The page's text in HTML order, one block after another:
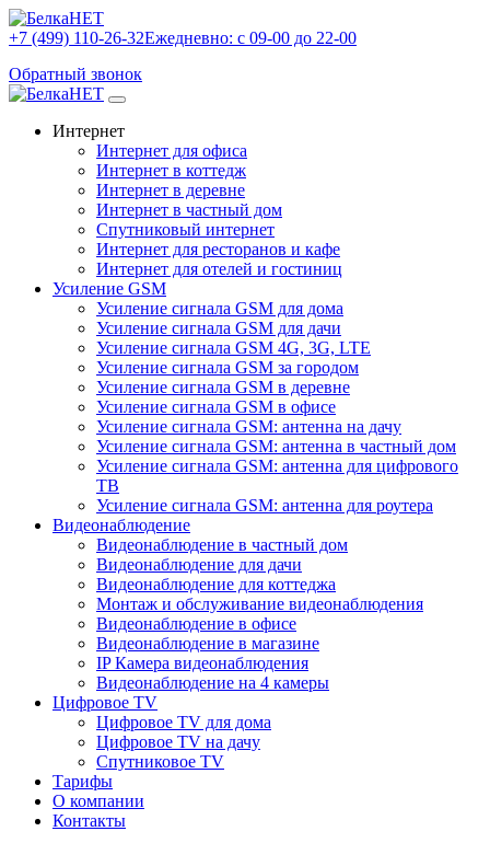
+7 (499) 110-26-32Ежедневно: с 09-00 до 22-00
Обратный звонок
Интернет
Интернет для офиса
Интернет в коттедж
Интернет в деревне
Интернет в частный дом
Спутниковый интернет
Интернет для ресторанов и кафе
Интернет для отелей и гостиниц
Усиление GSM
Усиление сигнала GSM для дома
Усиление сигнала GSM для дачи
Усиление сигнала GSM 4G, 3G, LTE
Усиление сигнала GSM за городом
Усиление сигнала GSM в деревне
Усиление сигнала GSM в офисе
Усиление сигнала GSM: антенна на дачу
Усиление сигнала GSM: антенна в частный дом
Усиление сигнала GSM: антенна для цифрового
ТВ
Усиление сигнала GSM: антенна для роутера
Видеонаблюдение
Видеонаблюдение в частный дом
Видеонаблюдение для дачи
Видеонаблюдение для коттеджа
Монтаж и обслуживание видеонаблюдения
Видеонаблюдение в офисе
Видеонаблюдение в магазине
IP Камера видеонаблюдения
Видеонаблюдение на 4 камеры
Цифровое TV
Цифровое TV для дома
Цифровое TV на дачу
Спутниковое TV
Тарифы
О компании
Контакты